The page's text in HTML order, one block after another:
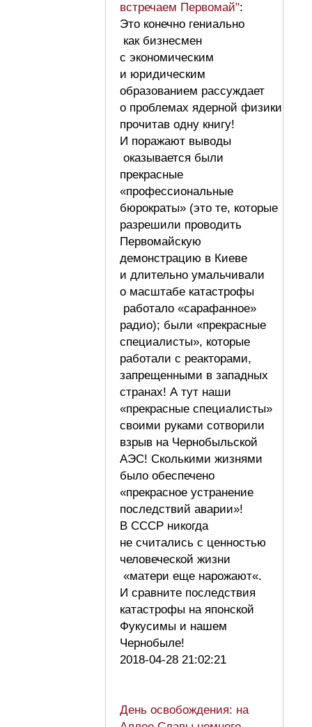
встречаем Первомай":
Это конечно гениально
как бизнесмен
с экономическим
и юридическим
образованием рассуждает
о проблемах ядерной физики
прочитав одну книгу!
И поражают выводы
оказывается были
прекрасные
«профессиональные
бюрократы» (это те, которые
разрешили проводить
Первомайскую
демонстрацию в Киеве
и длительно умальчивали
о масштабе катастрофы
работало «сарафанное»
радио); были «прекрасные
специалисты», которые
работали с реакторами,
запрещенными в западных
странах! А тут наши
«прекрасные специалисты»
своими руками сотворили
взрыв на Чернобыльской
АЭС! Сколькими жизнями
было обеспечено
«прекрасное устранение
последствий аварии»!
В СССР никогда
не считались с ценностью
человеческой жизни
«матери еще нарожают«.
И сравните последствия
катастрофы на японской
Фукусимы и нашем
Чернобыле!
2018-04-28 21:02:21
День освобождения: на